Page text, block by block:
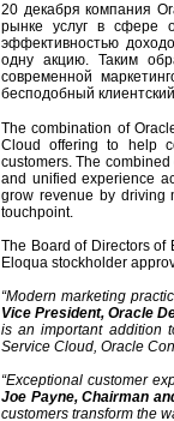
20 декабря компания
рынке услуг в сфере
эффективностью
одну акцию. Таким
современной
бесподобный
The combination of
Cloud offering to help
customers. The
and unified experience
grow revenue by driving
touchpoint.
The Board of Directors of
Eloqua stockholder
“Modern marketing
Vice President, Oracle
is an important addition
Service Cloud, Oracle
“Exceptional customer
Joe Payne, Chairman
customers transform the